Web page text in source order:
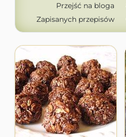
Przejść na bloga
Zapisanych przepisów